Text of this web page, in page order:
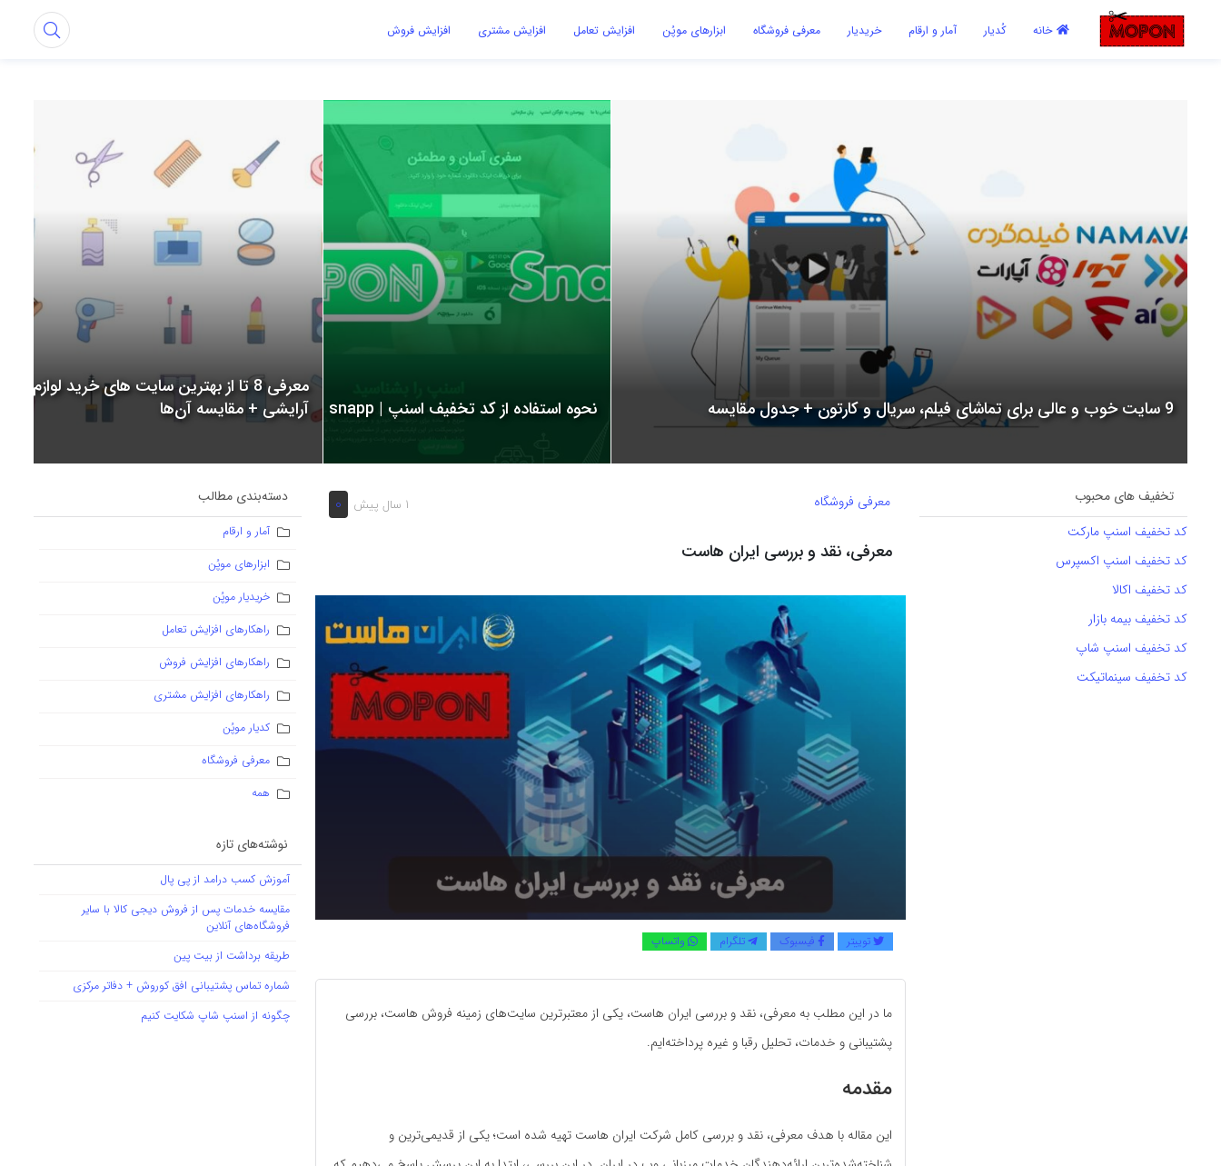
خانه کُدیار آمار و ارقام خریدیار معرفی فروشگاه ابزارهای موپُن افزایش تعامل افزایش مشتری افزایش فروش اشتراک گذاری
9 سایت خوب و عالی برای تماشای فیلم، سریال و کارتون + جدول مقایسه نحوه استفاده از کد تخفیف اسنپ | snapp
معرفی 8 تا از بهترین سایت های خرید لوازم
آرایشی + مقایسه آن‌ها
تخفیف های محبوب
کد تخفیف اسنپ مارکت
کد تخفیف اسنپ اکسپرس
کد تخفیف اکالا
کد تخفیف بیمه بازار
کد تخفیف اسنپ شاپ
کد تخفیف سینماتیکت
1 سال پیش 0 معرفی فروشگاه
معرفی، نقد و بررسی ایران هاست
توییتر فیسبوک تلگرام واتساپ
ما در این مطلب به معرفی، نقد و بررسی ایران هاست، یکی از معتبرترین سایت‌های زمینه فروش هاست، بررسی
پشتیبانی و خدمات، تحلیل رقبا و غیره پرداخته‌ایم.
مقدمه
این مقاله با هدف معرفی، نقد و بررسی کامل شرکت ایران هاست تهیه شده است؛ یکی از قدیمی‌ترین و
دسته‌بندی مطالب
آمار و ارقام
ابزارهای موپُن
خریدیار موپُن
راهکارهای افزایش تعامل
راهکارهای افزایش فروش
راهکارهای افزایش مشتری
کدیار موپُن
معرفی فروشگاه
همه
نوشته‌های تازه
آموزش کسب درامد از پی پال
مقایسه خدمات پس از فروش دیجی کالا با سایر
فروشگاه‌های آنلاین
طریقه برداشت از بیت پین
شماره تماس پشتیبانی افق کوروش + دفاتر مرکزی
چگونه از اسنپ شاپ شکایت کنیم